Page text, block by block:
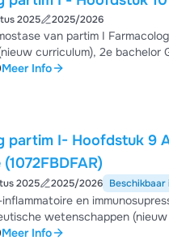
2025 2025/2026
van partim I
curriculum), 2e bachelor
Meer Info
partim I- Hoofdstuk 9
2025 2025/2026 Beschikbaar
en
wetenschappen
Meer Info